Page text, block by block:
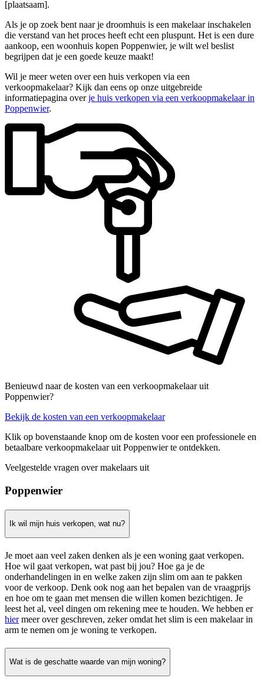
[plaatsaam].
Als je op zoek bent naar je droomhuis is een makelaar inschakelen
die verstand van het proces heeft echt een pluspunt. Het is een dure
aankoop, een woonhuis kopen Poppenwier, je wilt wel beslist
begrijpen dat je een goede keuze maakt!
Wil je meer weten over een huis verkopen via een
verkoopmakelaar? Kijk dan eens op onze uitgebreide
informatiepagina overje huis verkopen via een verkoopmakelaar in
Poppenwier.
Benieuwd naar de kosten van een verkoopmakelaar uit
Poppenwier?
Bekijk de kosten van een verkoopmakelaar
Klik op bovenstaande knop om de kosten voor een professionele en
betaalbare verkoopmakelaar uit Poppenwier te ontdekken.
Veelgestelde vragen over makelaars uit
Poppenwier
Ik wil mijn huis verkopen, wat nu?
Je moet aan veel zaken denken als je een woning gaat verkopen.
Hoe wil gaat verkopen, wat past bij jou? Hoe ga je de
onderhandelingen in en welke zaken zijn slim om aan te pakken
voor de verkoop. Denk ook nog aan het bepalen van de vraagprijs
en hoe om te gaan met mensen die willen komen bezichtigen. Je
leest het al, veel dingen om rekening mee te houden. We hebben er
hiermeer over geschreven, zeker omdat het slim is een makelaar in
arm te nemen om je woning te verkopen.
Wat is de geschatte waarde van mijn woning?